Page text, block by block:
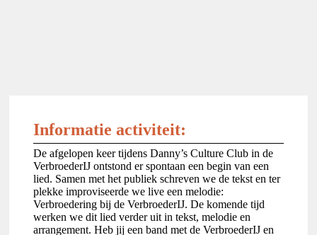
Informatie activiteit:
De afgelopen keer tijdens Danny’s Culture Club in de
VerbroederIJ ontstond er spontaan een begin van een
lied. Samen met het publiek schreven we de tekst en ter
plekke improviseerde we live een melodie:
Verbroedering bij de VerbroederIJ. De komende tijd
werken we dit lied verder uit in tekst, melodie en
arrangement. Heb jij een band met de VerbroederIJ en